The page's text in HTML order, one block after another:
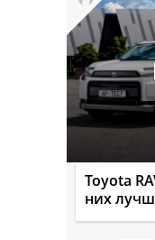
Toyota
них